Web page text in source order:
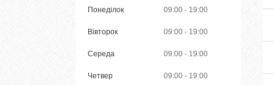
Понеділок 09:00 19:00
Вівторок 09:00 19:00
Середа 09:00 19:00
Четвер 09:00 19:00